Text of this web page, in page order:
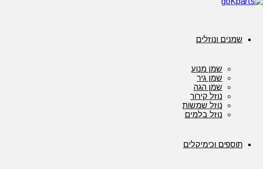
שמנים ונוזלים
שמן מנוע
שמן גיר
שמן הגה
נוזל קירור
נוזל שמשות
נוזל בלמים
תוספים וכימיקלים